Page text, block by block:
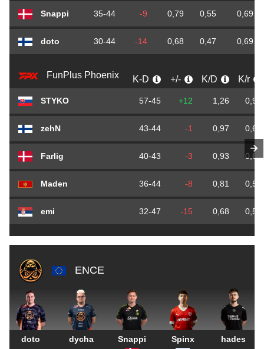
Snappi 35-44 -9 0,79 0,55 0,69
doto 30-44 -14 0,68 0,47 0,69
FunPlus Phoenix K-D +/- K/D K/r
STYKO 57-45 +12 1,26 0,90
zehN 43-44 -1 0,97 0,68
Farlig 40-43 -3 0,93 0,63
Maden 36-44 -8 0,81 0,57
emi 32-47 -15 0,68 0,50
ENCE
doto dycha Snappi Spinx hades